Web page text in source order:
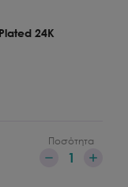
24K
Ποσότητα
1